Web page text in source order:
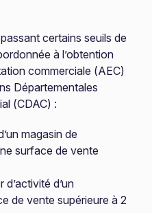
certains seuils de
à l’obtention
commerciale (AEC)
Départementales
(CDAC) :
magasin de
surface de vente
d’un
de vente supérieure à 2